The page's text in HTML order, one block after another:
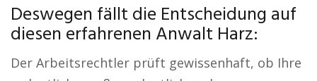
Deswegen fällt die Entscheidung auf
diesen erfahrenen Anwalt Harz:
Der Arbeitsrechtler prüft gewissenhaft, ob Ihre